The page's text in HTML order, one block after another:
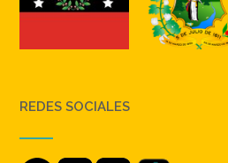
REDES SOCIALES